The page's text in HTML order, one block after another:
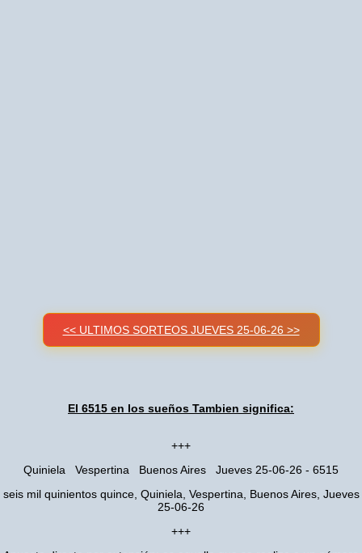
<< ULTIMOS SORTEOS JUEVES 25-06-26 >>
El 6515 en los sueños Tambien significa:
+++
Quiniela Vespertina Buenos Aires Jueves 25-06-26 - 6515
seis mil quinientos quince, Quiniela, Vespertina, Buenos Aires, Jueves
25-06-26
+++